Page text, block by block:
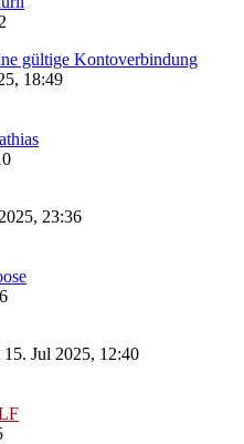
gültige Kontoverbindung
18:49
23:36
Jul 2025, 12:40